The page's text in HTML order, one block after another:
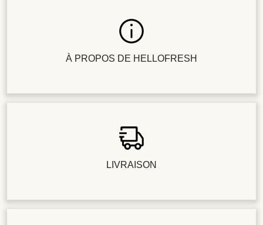
À PROPOS DE HELLOFRESH
LIVRAISON